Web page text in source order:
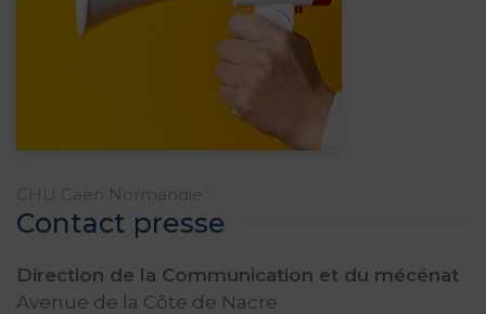
CHU Caen Normandie
Contact presse
Direction de la Communication et du mécénat
Avenue de la Côte de Nacre